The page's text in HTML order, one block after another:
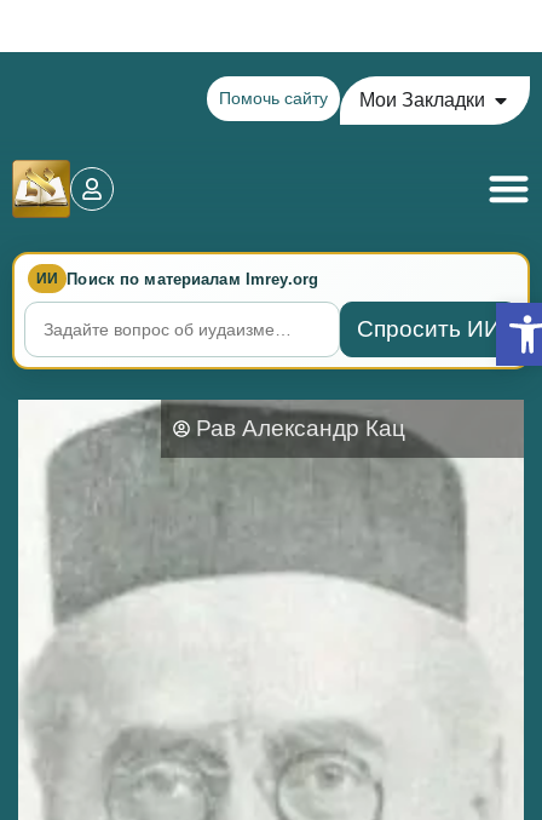
Помочь сайту Мои Закладки
ИИ Поиск по материалам Imrey.org
Спросить ИИ
Рав Александр Кац